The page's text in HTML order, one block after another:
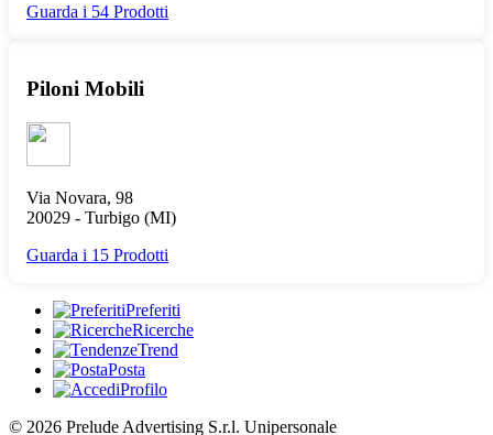
Guarda i 54 Prodotti
Piloni Mobili
Via Novara, 98
20029 - Turbigo (MI)
Guarda i 15 Prodotti
Preferiti
Ricerche
Trend
Posta
Profilo
© 2026 Prelude Advertising S.r.l. Unipersonale